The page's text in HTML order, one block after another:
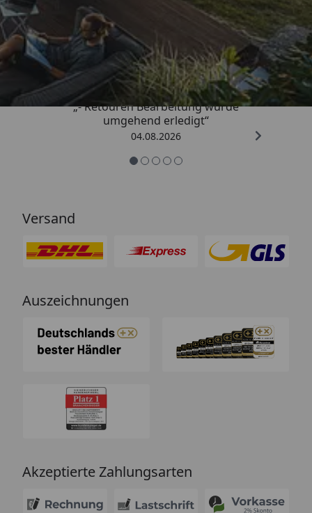
Trusted Shops
4,81/ 5
„- Retouren Bearbeitung wurde
umgehend erledigt“
04.08.2026
Versand
Auszeichnungen
Akzeptierte Zahlungsarten